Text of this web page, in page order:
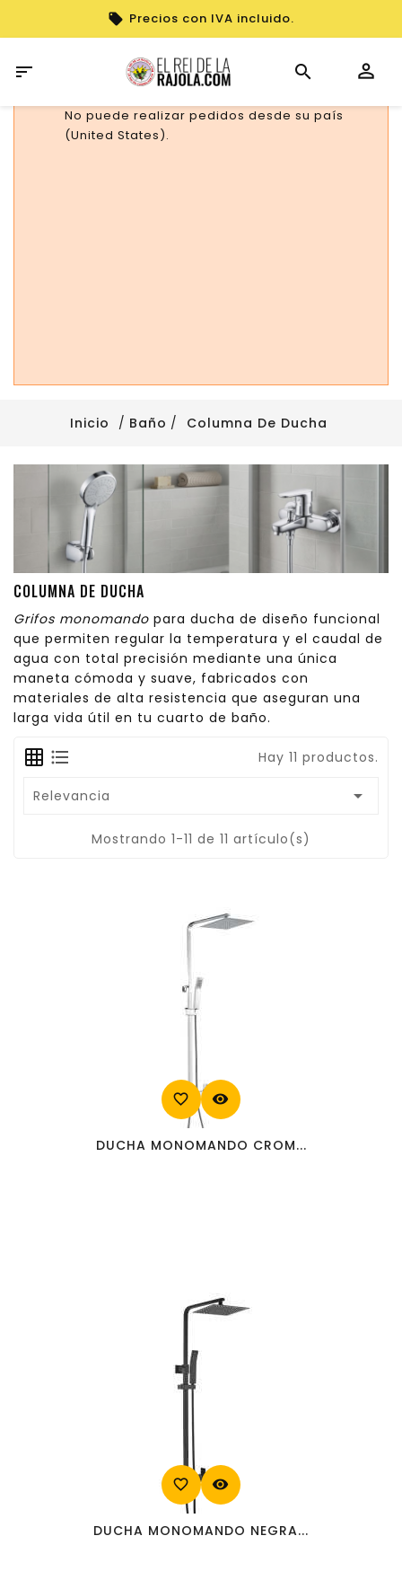
Precios con IVA incluido.

No puede realizar pedidos desde su país
(United States).
Inicio Baño Columna De Ducha
COLUMNA DE DUCHA
Grifos monomando para ducha de diseño funcional
que permiten regular la temperatura y el caudal de
agua con total precisión mediante una única
maneta cómoda y suave, fabricados con
materiales de alta resistencia que aseguran una
larga vida útil en tu cuarto de baño.
Hay 11 productos.
Relevancia 
Mostrando 1-11 de 11 artículo(s)
favorite_border visibility
DUCHA MONOMANDO CROM...
favorite_border visibility
DUCHA MONOMANDO NEGRA...